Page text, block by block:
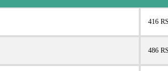
416
486